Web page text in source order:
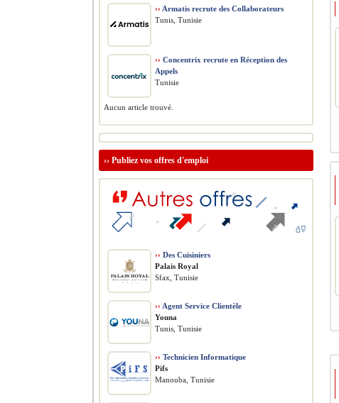
›› Armatis recrute des Collaborateurs
Tunis, Tunisie
›› Concentrix recrute en Réception des
Appels
Tunisie
Aucun article trouvé.
›› Publiez vos offres d'emploi
›› Des Cuisiniers
Palais Royal
Sfax, Tunisie
›› Agent Service Clientèle
Youna
Tunis, Tunisie
›› Technicien Informatique
Pifs
Manouba, Tunisie